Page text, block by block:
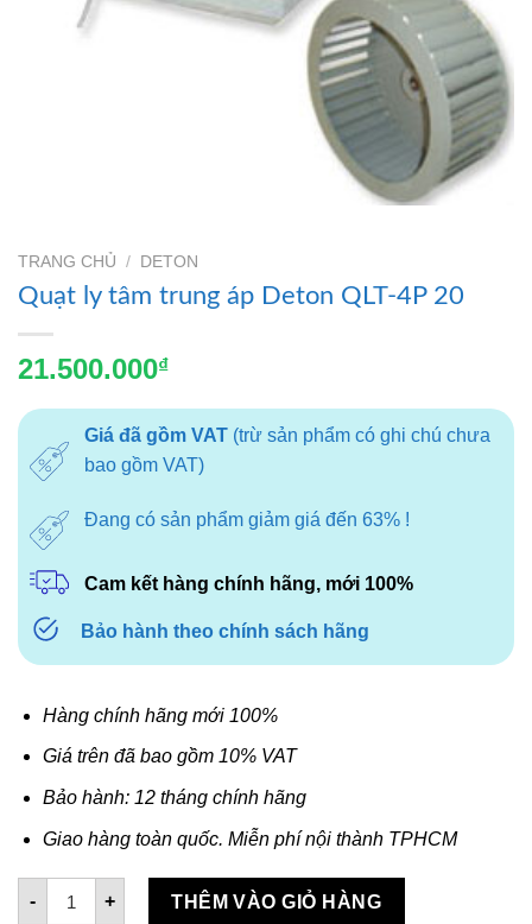
TRANG CHỦ / DETON
Quạt ly tâm trung áp Deton QLT-4P 20
21.500.000₫
Giá đã gồm VAT(trừ sản phẩm có ghi chú chưa
bao gồm VAT)
Đang có sản phẩm giảm giá đến 63% !
Cam kết hàng chính hãng, mới 100%
Bảo hành theo chính sách hãng
Hàng chính hãng mới 100%
Giá trên đã bao gồm 10% VAT
Bảo hành: 12 tháng chính hãng
Giao hàng toàn quốc. Miễn phí nội thành TPHCM
-
Quạt ly tâm trung áp Deton QLT-4P 20 số lượng
+ THÊM VÀO GIỎ HÀNG